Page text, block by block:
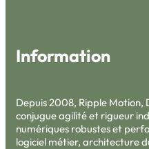
Information
Depuis 2008, Ripple
conjugue agilité et rigueur
numériques robustes et
logiciel métier, architecture